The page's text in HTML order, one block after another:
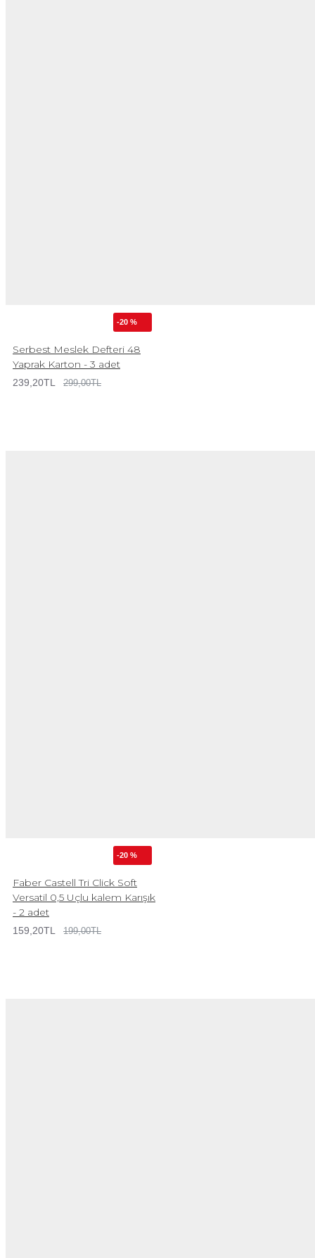
-20 %
Serbest Meslek Defteri 48
Yaprak Karton - 3 adet
239,20TL 299,00TL
-20 %
Faber Castell Tri Click Soft
Versatil 0,5 Uçlu kalem Karışık
- 2 adet
159,20TL 199,00TL